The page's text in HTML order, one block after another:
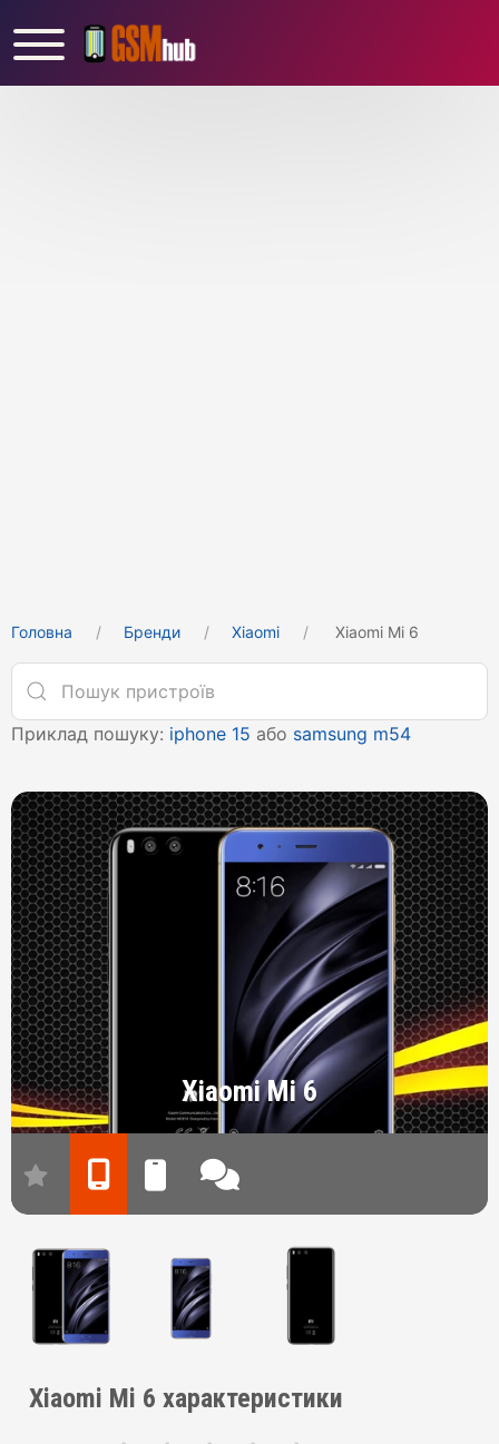
Головна Бренди Xiaomi Xiaomi Mi 6
Приклад пошуку: iphone 15 або samsung m54
Xiaomi Mi 6
Xiaomi Mi 6 характеристики